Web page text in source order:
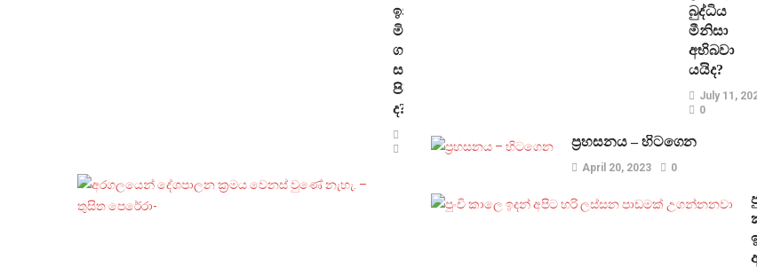
ඉන්නෙ
මිලෙච්ඡ
ගති
සඟවගත්තු
පිරිසක්
ද?
November 10, 2024
දේශපාලන
බුද්ධිය
මීනිසා
අභිබවා
යයිද?
July 11, 2023
0
ප්‍රහසනය – හිටගෙන
April 20, 2023 0
පුංචි
කාලෙ
ඉදන්
අපිට